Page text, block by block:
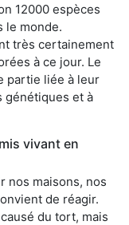
12000 espèces
le monde.
très certainement
à ce jour. Le
partie liée à leur
génétiques et à
vivant en
nos maisons, nos
de réagir.
du tort, mais